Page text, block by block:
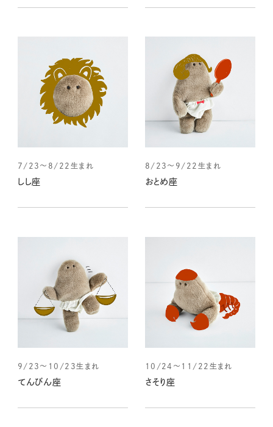
7/23～8/22生まれ
しし座
8/23～9/22生まれ
おとめ座
9/23～10/23生まれ
てんびん座
10/24～11/22生まれ
さそり座